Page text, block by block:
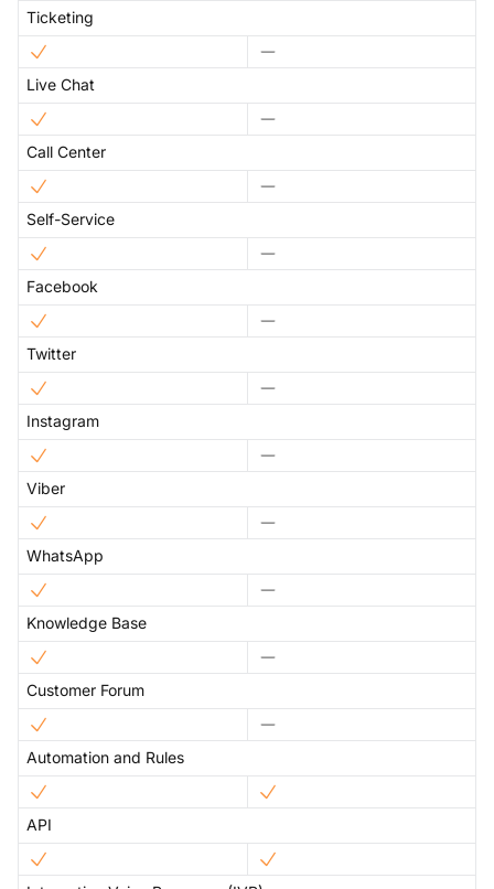
Ticketing
Live Chat
Call Center
Self-Service
Facebook
Twitter
Instagram
Viber
WhatsApp
Knowledge Base
Customer Forum
Automation and Rules
API